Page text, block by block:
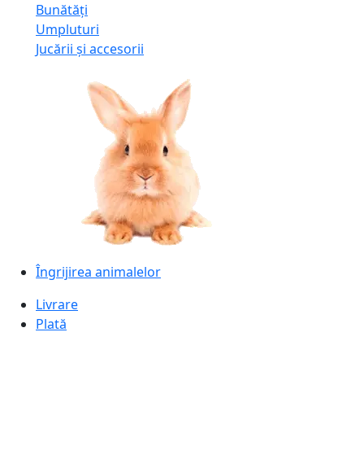
Bunătăți
Umpluturi
Jucării și accesorii
Îngrijirea animalelor
Livrare
Plată